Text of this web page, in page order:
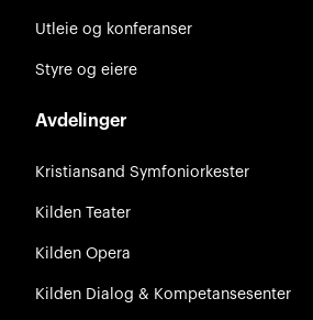
Utleie og konferanser
Styre og eiere
Avdelinger
Kristiansand Symfoniorkester
Kilden Teater
Kilden Opera
Kilden Dialog & Kompetansesenter